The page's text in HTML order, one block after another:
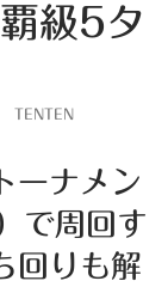
級5タ
TENTEN
ーナメン
で周回す
回りも解